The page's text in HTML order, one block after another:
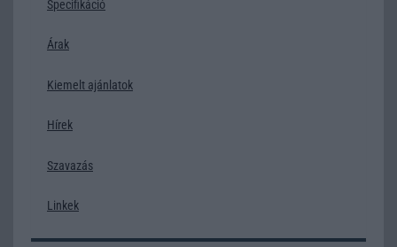
Specifikáció
Árak
Kiemelt ajánlatok
Hírek
Szavazás
Linkek